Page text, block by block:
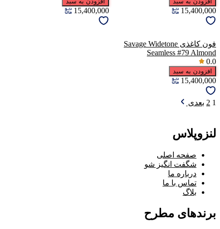
15,400,000
15,400,000
فون کاغذی Savage Widetone
Seamless #79 Almond
0.0
افزودن به سبد
15,400,000
1
2 بعدی
لنزوپلاس
صفحه اصلی
شگفت انگیز شو
درباره ما
تماس با ما
بلاگ
برندهای مطرح